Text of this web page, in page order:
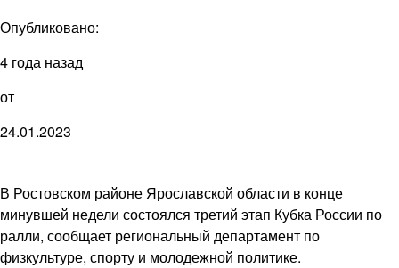
Опубликовано:
4 года назад
от
24.01.2023
В Ростовском районе Ярославской области в конце
минувшей недели состоялся третий этап Кубка России по
ралли, сообщает региональный департамент по
физкультуре, спорту и молодежной политике.